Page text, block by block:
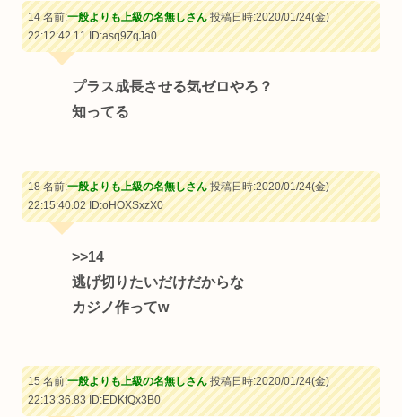
14 名前:一般よりも上級の名無しさん投稿日時:2020/01/24(金)
22:12:42.11ID:asq9ZqJa0
プラス成長させる気ゼロやろ？
知ってる
18 名前:一般よりも上級の名無しさん投稿日時:2020/01/24(金)
22:15:40.02ID:oHOXSxzX0
>>14
逃げ切りたいだけだからな
カジノ作ってw
15 名前:一般よりも上級の名無しさん投稿日時:2020/01/24(金)
22:13:36.83ID:EDKfQx3B0